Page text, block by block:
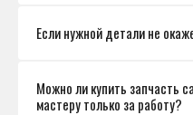
Если нужной детали не
Можно ли купить запчасть
мастеру только за работу?